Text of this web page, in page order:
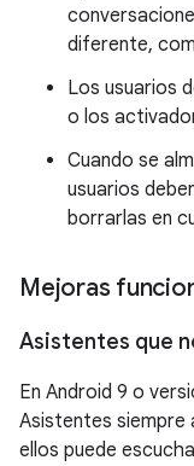
diferente,
Los usuarios
o los
Cuando se
usuarios
borrarlas en
Mejoras
Asistentes que
En Android 9 o
Asistentes siempre
ellos puede